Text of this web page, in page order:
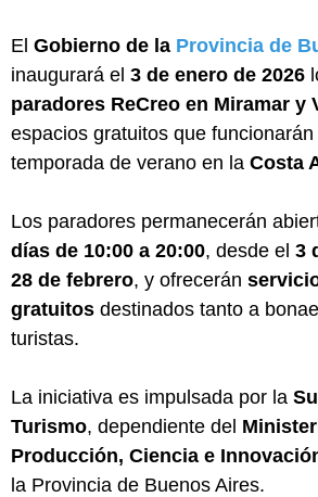
El Gobierno de la Provincia de
inaugurará el 3 de enero de 2026
paradores ReCreo en Miramar y
espacios gratuitos que
temporada de verano en la Costa
Los paradores permanecerán
días de 10:00 a 20:00, desde el 3
28 de febrero, y ofrecerán
gratuitos destinados tanto a
turistas.
La iniciativa es impulsada por la
Turismo, dependiente del
Producción, Ciencia e
la Provincia de Buenos Aires.